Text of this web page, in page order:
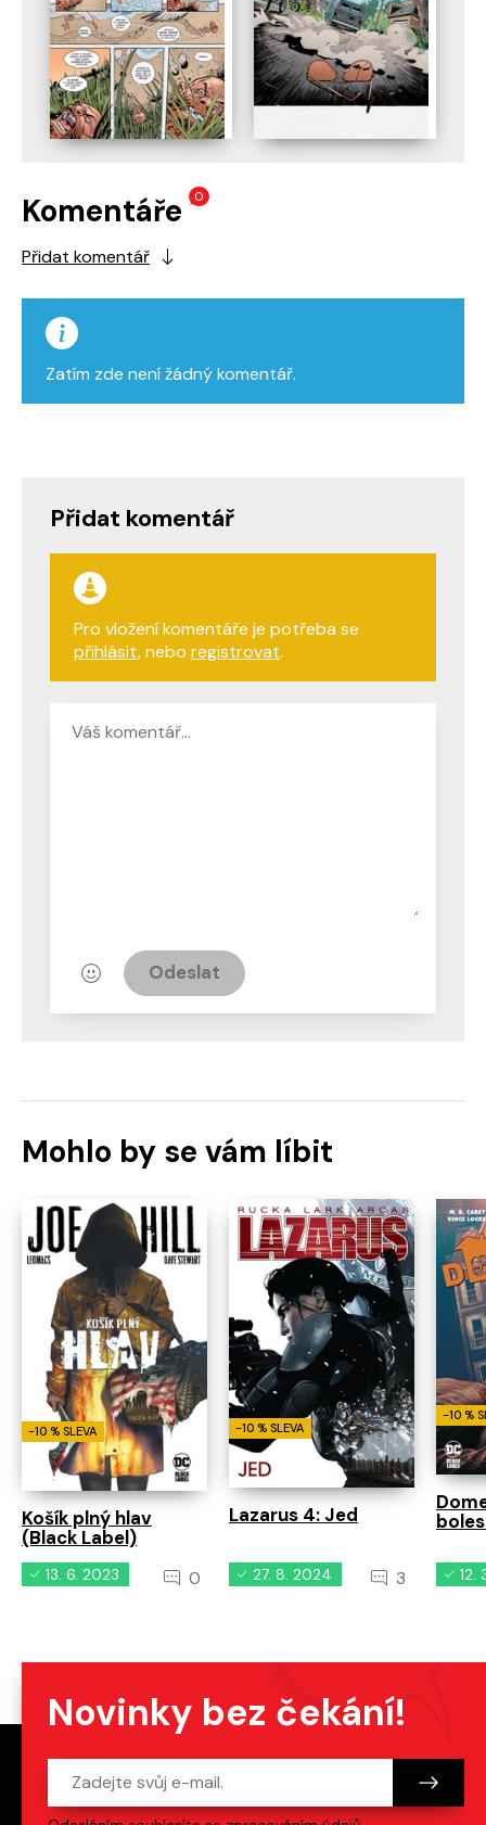
Komentáře 0
Přidat komentář
Zatím zde není žádný komentář.
Přidat komentář
Pro vložení komentáře je potřeba se
přihlásit, nebo registrovat.
Odeslat
Mohlo by se vám líbit
-10 % SLEVA
Košík plný hlav
(Black Label)
13. 6. 2023 0
-10 % SLEVA
Lazarus 4: Jed
27. 8. 2024 3
-10 %
12.
Novinky bez čekání!